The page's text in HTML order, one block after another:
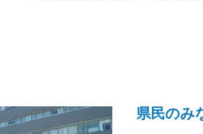
県民のみ